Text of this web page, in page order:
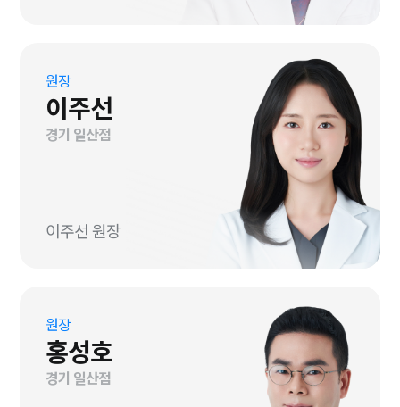
원장
이주선
경기 일산점
이주선 원장
원장
홍성호
경기 일산점